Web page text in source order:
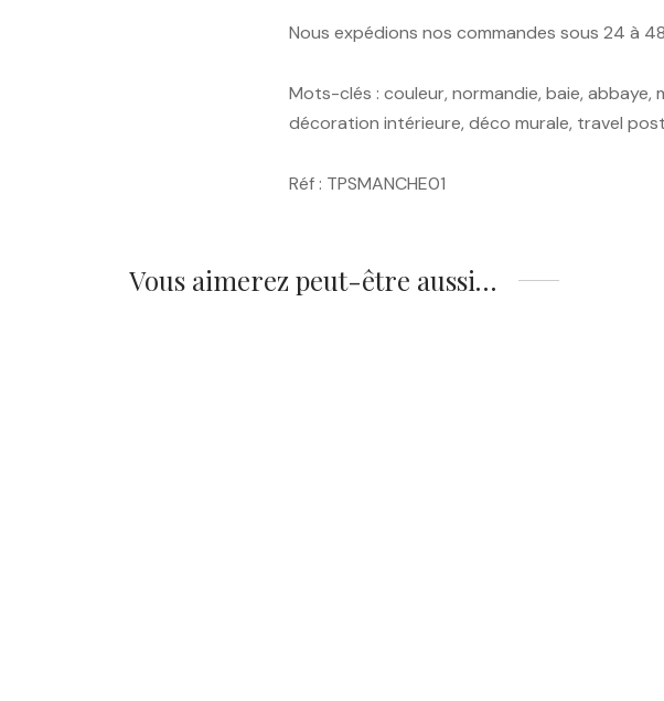
Nous expédions nos commandes sous 24 à
Mots-clés : couleur, normandie, baie, abbaye,
décoration intérieure, déco murale, travel
Réf : TPSMANCHE01
Vous aimerez peut-être aussi…